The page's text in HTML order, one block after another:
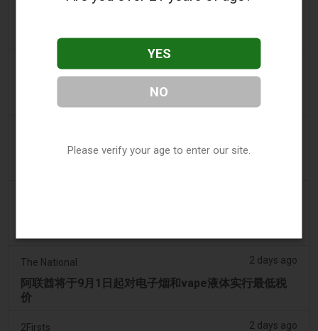
销量下降 14%
The Irish Times 2 days ago
电子烟税在九个月内筹集了2200万欧元后，政府正考虑
提高税率
哥斯达黎加新的电子烟法规原定今日生效，但并未生
The National 2 days ago
阿联酋将于9月1日起对电子烟和vape液体实行最低税
价
2Firsts 2 days ago
YES
NO
Please verify your age to enter our site.